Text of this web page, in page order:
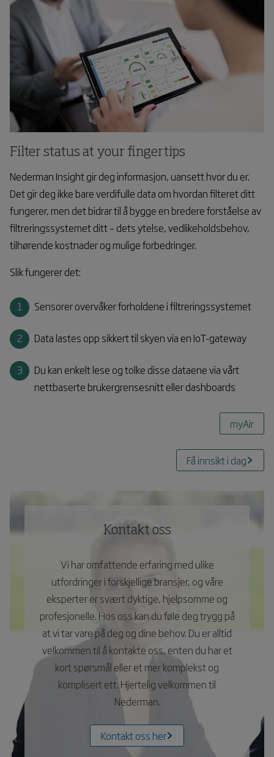
Filter status at your fingertips
Nederman Insight gir deg informasjon, uansett hvor du er.
Det gir deg ikke bare verdifulle data om hvordan filteret ditt
fungerer, men det bidrar til å bygge en bredere forståelse av
filtreringssystemet ditt – dets ytelse, vedlikeholdsbehov,
tilhørende kostnader og mulige forbedringer.
Slik fungerer det:
Sensorer overvåker forholdene i filtreringssystemet
Data lastes opp sikkert til skyen via en IoT-gateway
Du kan enkelt lese og tolke disse dataene via vårt
nettbaserte brukergrensesnitt eller dashboards
myAir
Få innsikt i dag
Kontakt oss
Vi har omfattende erfaring med ulike
utfordringer i forskjellige bransjer, og våre
eksperter er svært dyktige, hjelpsomme og
profesjonelle. Hos oss kan du føle deg trygg på
at vi tar vare på deg og dine behov. Du er alltid
velkommen til å kontakte oss, enten du har et
kort spørsmål eller et mer komplekst og
komplisert ett. Hjertelig velkommen til
Nederman.
Kontakt oss her